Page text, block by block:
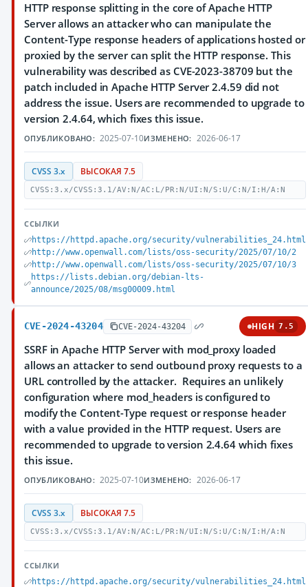
HTTP response splitting in the core of Apache HTTP
Server allows an attacker who can manipulate the
Content-Type response headers of applications hosted or
proxied by the server can split the HTTP response. This
vulnerability was described as CVE-2023-38709 but the
patch included in Apache HTTP Server 2.4.59 did not
address the issue. Users are recommended to upgrade to
version 2.4.64, which fixes this issue.
ОПУБЛИКОВАНО: 2025-07-10ИЗМЕНЕНО: 2026-06-17
CVSS 3.x ВЫСОКАЯ 7.5
CVSS:3.x/CVSS:3.1/AV:N/AC:L/PR:N/UI:N/S:U/C:N/I:H/A:N
ССЫЛКИ
https://httpd.apache.org/security/vulnerabilities_24.html
http://www.openwall.com/lists/oss-security/2025/07/10/2
http://www.openwall.com/lists/oss-security/2025/07/10/3
https://lists.debian.org/debian-lts-
announce/2025/08/msg00009.html
CVE-2024-43204 CVE-2024-43204 HIGH 7.5
SSRF in Apache HTTP Server with mod_proxy loaded
allows an attacker to send outbound proxy requests to a
URL controlled by the attacker. Requires an unlikely
configuration where mod_headers is configured to
modify the Content-Type request or response header
with a value provided in the HTTP request. Users are
recommended to upgrade to version 2.4.64 which fixes
this issue.
ОПУБЛИКОВАНО: 2025-07-10ИЗМЕНЕНО: 2026-06-17
CVSS 3.x ВЫСОКАЯ 7.5
CVSS:3.x/CVSS:3.1/AV:N/AC:L/PR:N/UI:N/S:U/C:N/I:H/A:N
ССЫЛКИ
https://httpd.apache.org/security/vulnerabilities_24.html